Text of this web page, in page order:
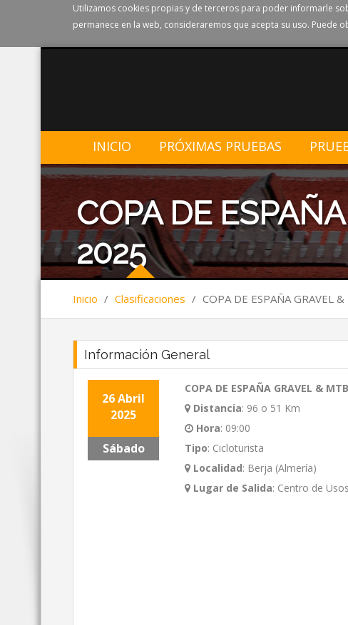
Utilizamos cookies propias y de terceros para poder informarle
permanece en la web, consideraremos que acepta su uso.
INICIO PRÓXIMAS PRUEBAS
COPA DE
2025
Inicio / Clasificaciones / COPA DE ESPAÑA GRAVEL
Información General
26 Abril
2025
Sábado
COPA DE ESPAÑA GRAVEL &
Distancia: 96 o 51 Km
Hora: 09:00
Tipo: Cicloturista
Localidad: Berja (Almería)
Lugar de Salida: Centro de